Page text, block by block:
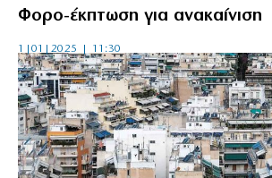
Φορο-έκπτωση για ανακαίνιση
1|01|2025 | 11:30